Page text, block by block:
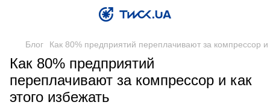
Блог Как 80% предприятий переплачивают за компрессор и
Как 80% предприятий
переплачивают за компрессор и как
этого избежать